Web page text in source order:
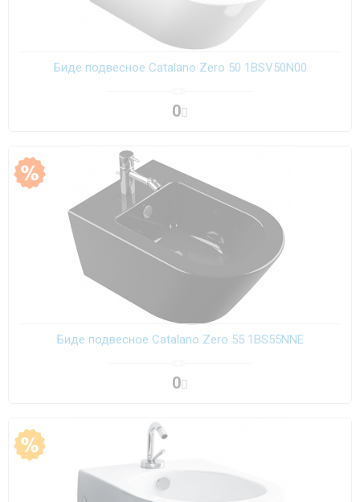
Биде подвесное Catalano Zero 50 1BSV50N00
0
Биде подвесное Catalano Zero 55 1BS55NNE
0